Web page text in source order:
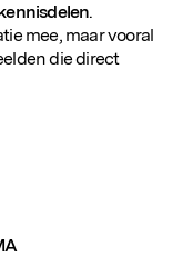
.
mee, maar vooral
die direct